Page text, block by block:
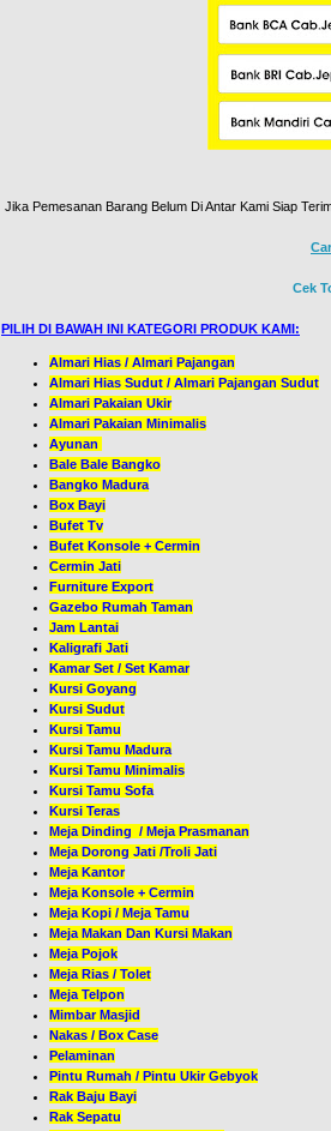
Jika Pemesanan Barang Belum Di Antar Kami Siap
Cek
PILIH DI BAWAH INI KATEGORI PRODUK KAMI:
Almari Hias / Almari Pajangan
Almari Hias Sudut / Almari Pajangan Sudut
Almari Pakaian Ukir
Almari Pakaian Minimalis
Ayunan
Bale Bale Bangko
Bangko Madura
Box Bayi
Bufet Tv
Bufet Konsole + Cermin
Cermin Jati
Furniture Export
Gazebo Rumah Taman
Jam Lantai
Kaligrafi Jati
Kamar Set / Set Kamar
Kursi Goyang
Kursi Sudut
Kursi Tamu
Kursi Tamu Madura
Kursi Tamu Minimalis
Kursi Tamu Sofa
Kursi Teras
Meja Dinding / Meja Prasmanan
Meja Dorong Jati /Troli Jati
Meja Kantor
Meja Konsole + Cermin
Meja Kopi / Meja Tamu
Meja Makan Dan Kursi Makan
Meja Pojok
Meja Rias / Tolet
Meja Telpon
Mimbar Masjid
Nakas / Box Case
Pelaminan
Pintu Rumah / Pintu Ukir Gebyok
Rak Baju Bayi
Rak Sepatu